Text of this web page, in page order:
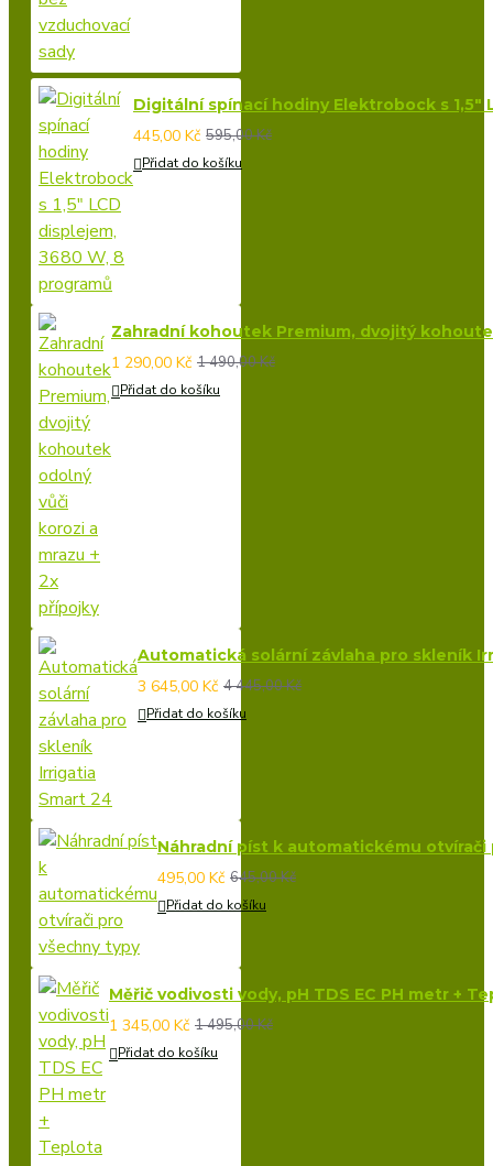
Digitální spínací hodiny Elektrobock s 1,5"
445,00 Kč 595,00 Kč
Přidat do košíku
Zahradní kohoutek Premium, dvojitý
1 290,00 Kč 1 490,00 Kč
Přidat do košíku
Automatická solární závlaha pro skleník
3 645,00 Kč 4 445,00 Kč
Přidat do košíku
Náhradní píst k automatickému otvírači
495,00 Kč 645,00 Kč
Přidat do košíku
Měřič vodivosti vody, pH TDS EC PH metr +
1 345,00 Kč 1 495,00 Kč
Přidat do košíku